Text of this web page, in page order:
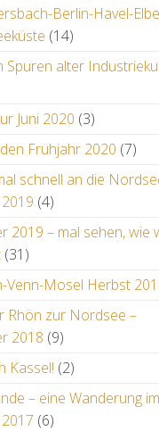
Berlin-Havel-
(14)
Spuren alter
Juni 2020 (3)
Frühjahr 2020 (7)
schnell an die
(4)
2019 – mal sehen, wie
(31)
Venn-Mosel Herbst
Rhön zur Nordsee –
2018 (9)
Kassel! (2)
– eine Wanderung im
(6)